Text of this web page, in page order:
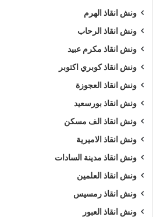
ونش انقاذ الهرم
ونش انقاذ الرحاب
ونش انقاذ مكرم عبيد
ونش انقاذ كوبري اكتوبر
ونش انقاذ العجوزة
ونش انقاذ بورسعيد
ونش انقاذ الف مسكن
ونش انقاذ الاميرية
ونش انقاذ مدينة السادات
ونش انقاذ العلمين
ونش انقاذ رمسيس
ونش انقاذ العبور